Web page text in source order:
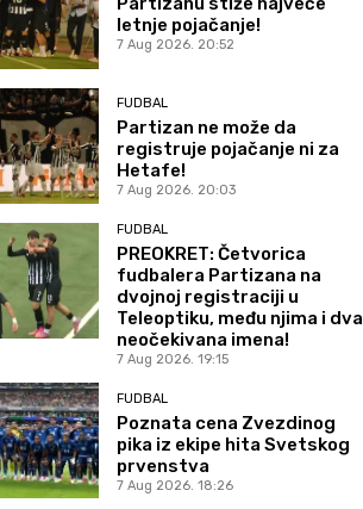
letnje pojačanje!
7 Aug 2026. 20:52
FUDBAL
Partizan ne može da
registruje pojačanje ni za
Hetafe!
7 Aug 2026. 20:03
FUDBAL
PREOKRET: Četvorica
fudbalera Partizana na
dvojnoj registraciji u
Teleoptiku, među njima i dva
neočekivana imena!
7 Aug 2026. 19:15
FUDBAL
Poznata cena Zvezdinog
pika iz ekipe hita Svetskog
prvenstva
7 Aug 2026. 18:26